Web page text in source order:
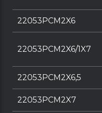
22053PCM2X6
22053PCM2X6/1X7
22053PCM2X6,5
22053PCM2X7